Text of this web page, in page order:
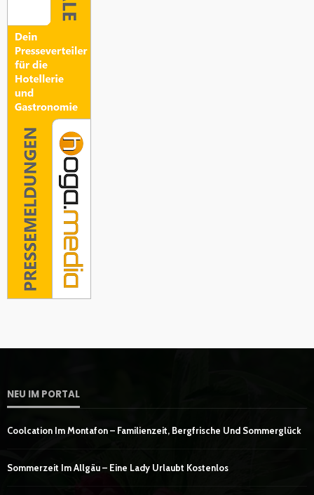
NEU IM PORTAL
Coolcation Im Montafon – Familienzeit, Bergfrische Und Sommerglück
Sommerzeit Im Allgäu – Eine Lady Urlaubt Kostenlos